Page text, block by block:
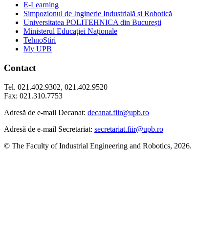
E-Learning
Simpozionul de Inginerie Industrială și Robotică
Universitatea POLITEHNICA din București
Ministerul Educației Naționale
TehnoStiri
My UPB
Contact
Tel. 021.402.9302, 021.402.9520
Fax: 021.310.7753
Adresă de e-mail Decanat: decanat.fiir@upb.ro
Adresă de e-mail Secretariat: secretariat.fiir@upb.ro
© The Faculty of Industrial Engineering and Robotics, 2026.